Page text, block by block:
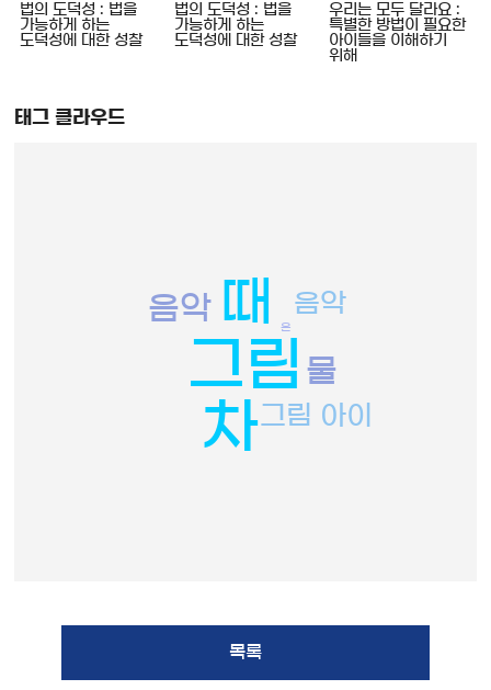
법의 도덕성 : 법을
가능하게 하는
도덕성에 대한 성찰
법의 도덕성 : 법을
가능하게 하는
도덕성에 대한 성찰
우리는 모두 달라요 :
특별한 방법이 필요한
아이들을 이해하기
위해
태그 클라우드
그림
차
때
물
음악
그림 아이
음악
은
목록